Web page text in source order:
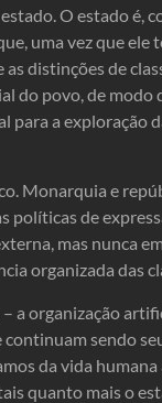
O estado é,
uma vez que ele
distinções de
do povo, de modo
para a exploração
Monarquia e
políticas de
mas nunca
organizada das
a organização
sendo
da vida
quanto mais o